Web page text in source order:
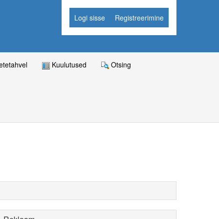
Logi sisse Registreerimine
Kuulutused Otsing